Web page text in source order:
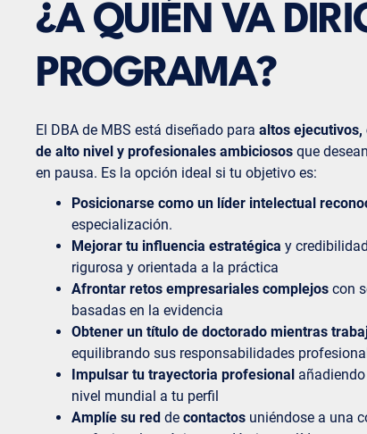
¿A QUIÉN VA
PROGRAMA?
El DBA de MBS está diseñado para altos
de alto nivel y profesionales ambiciosos que
en pausa. Es la opción ideal si tu objetivo es:
Posicionarse como un líder intelectual
especialización.
Mejorar tu influencia estratégica y
rigurosa y orientada a la práctica
Afrontar retos empresariales complejos con
basadas en la evidencia
Obtener un título de doctorado mientras
equilibrando sus responsabilidades
Impulsar tu trayectoria profesional
nivel mundial a tu perfil
Amplíe su red de contactos uniéndose a una